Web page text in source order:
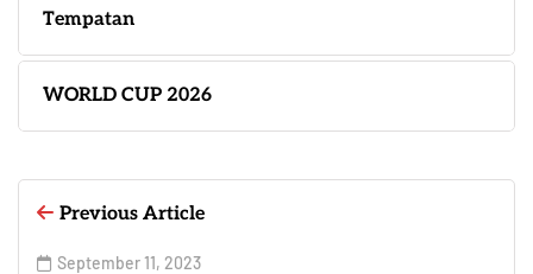
Tempatan
WORLD CUP 2026
Previous Article
September 11, 2023